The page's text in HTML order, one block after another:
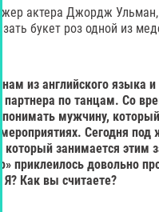
актера Джордж
букет роз одной из
из английского языка
партнера по танцам. Со
понимать мужчину,
Сегодня
который занимается
приклеилось довольно
Я? Как вы считаете?